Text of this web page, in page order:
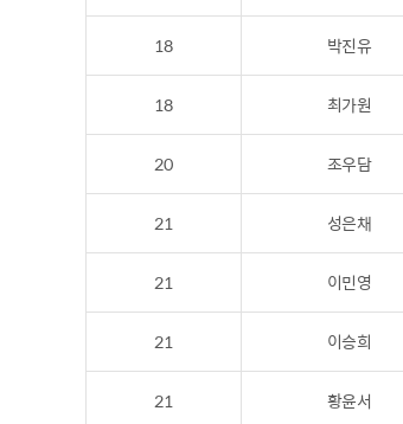
18 박진유
18 최가원
20 조우담
21 성은채
21 이민영
21 이승희
21 황윤서